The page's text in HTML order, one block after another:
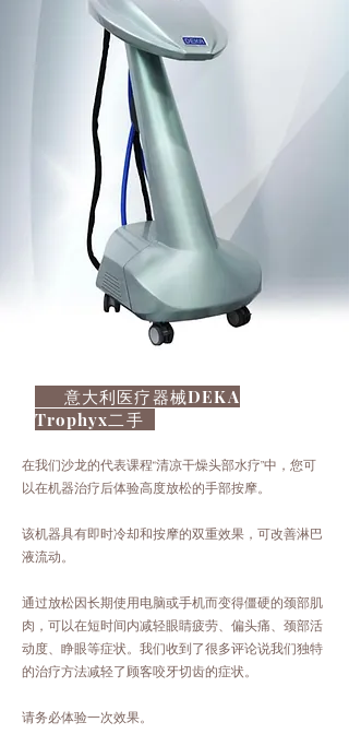
意大利医疗器械DEKA
Trophyx二手
在我们沙龙的代表课程“清凉干燥头部水疗”中，您可
以在机器治疗后体验高度放松的手部按摩。
该机器具有即时冷却和按摩的双重效果，可改善淋巴
液流动。
通过放松因长期使用电脑或手机而变得僵硬的颈部肌
肉，可以在短时间内减轻眼睛疲劳、偏头痛、颈部活
动度、睁眼等症状。我们收到了很多评论说我们独特
的治疗方法减轻了顾客咬牙切齿的症状。
请务必体验一次效果。